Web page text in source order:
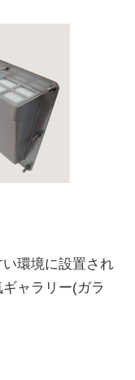
環境に設置され
ャラリー(ガラ